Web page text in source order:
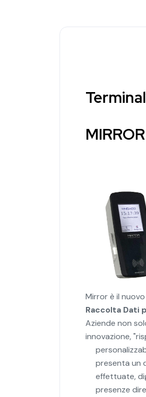
MIRROR
Mirror è il
Raccolta Dati
Aziende non
innovazione,
presenta un
effettuate,
presenze